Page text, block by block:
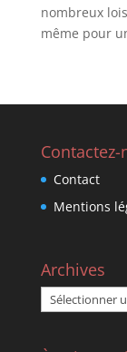
nombreux
même pour
Contactez-
Contact
Mentions
Archives
Archives